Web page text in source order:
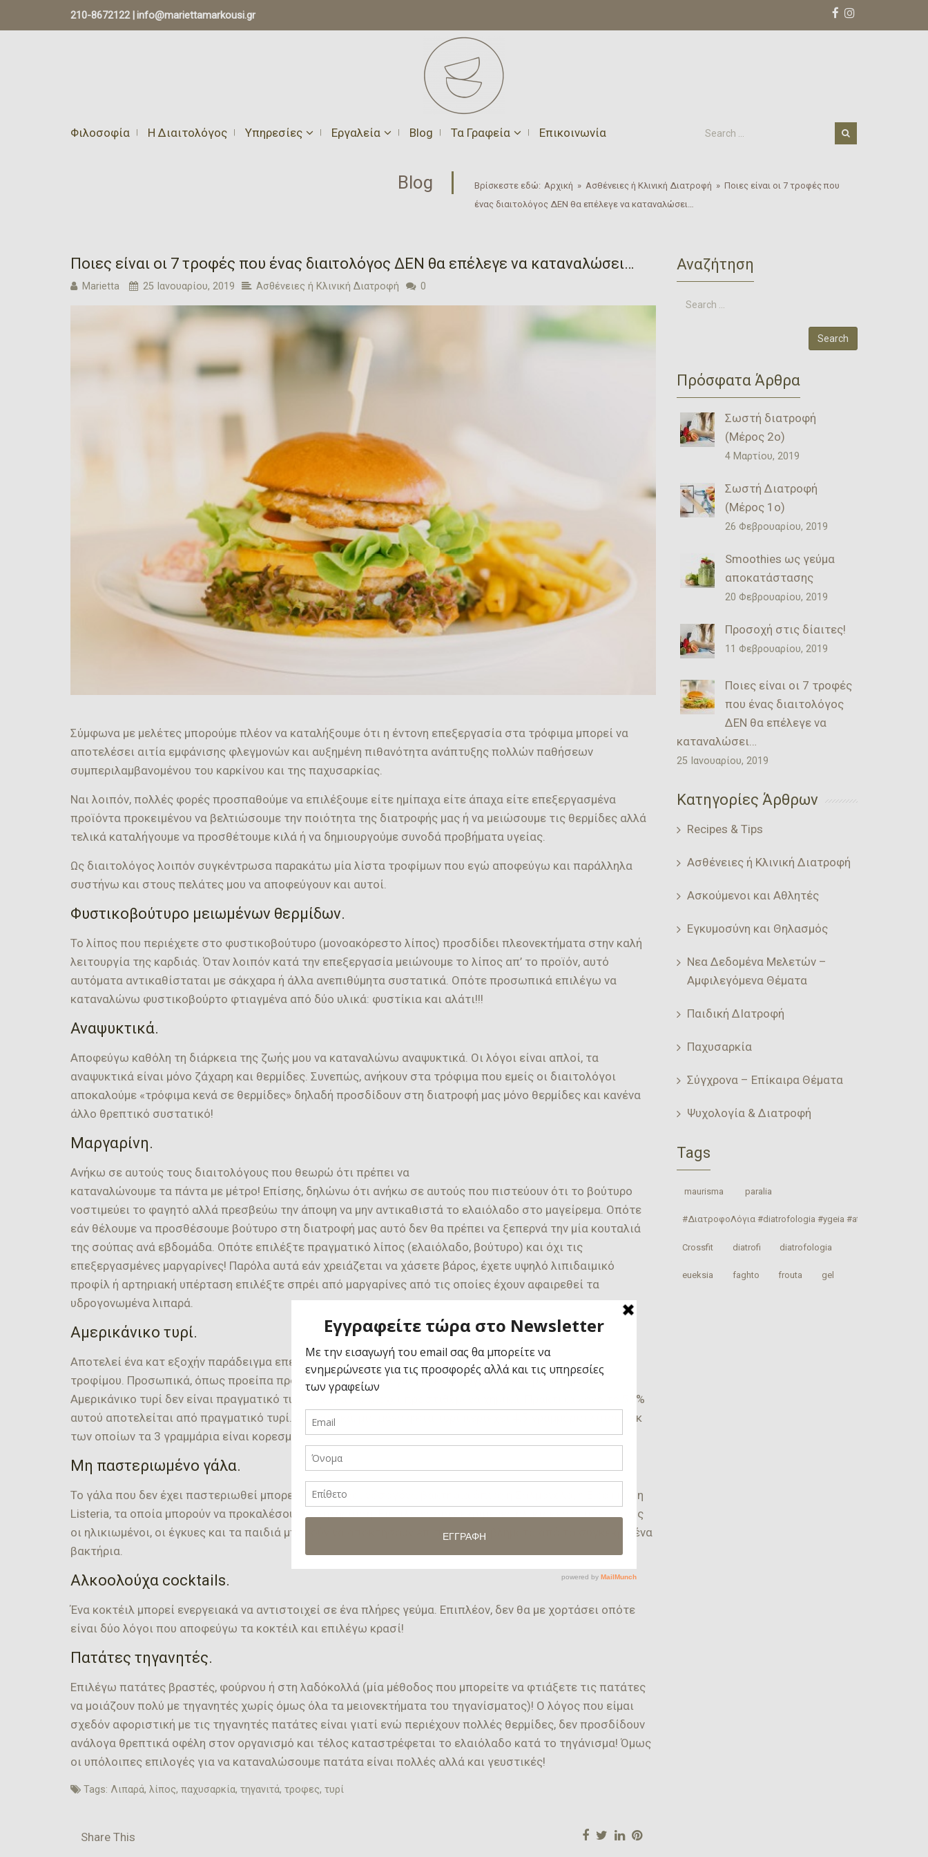
210-8672122 |info@mariettamarkousi.gr
Φιλοσοφία Η Διαιτολόγος Υπηρεσίες Εργαλεία Blog Τα Γραφεία Επικοινωνία
Blog Βρίσκεστε εδώ: Αρχική » Ασθένειες ή Κλινική Διατροφή » Ποιες είναι οι 7 τροφές που
ένας διαιτολόγος ΔΕΝ θα επέλεγε να καταναλώσει…
Ποιες είναι οι 7 τροφές που ένας διαιτολόγος ΔΕΝ θα επέλεγε να καταναλώσει…
Marietta 25 Ιανουαρίου, 2019 Ασθένειες ή Κλινική Διατροφή 0
Σύμφωνα με μελέτες μπορούμε πλέον να καταλήξουμε ότι η έντονη επεξεργασία στα τρόφιμα μπορεί να
αποτελέσει αιτία εμφάνισης φλεγμονών και αυξημένη πιθανότητα ανάπτυξης πολλών παθήσεων
συμπεριλαμβανομένου του καρκίνου και της παχυσαρκίας.
Ναι λοιπόν, πολλές φορές προσπαθούμε να επιλέξουμε είτε ημίπαχα είτε άπαχα είτε επεξεργασμένα
προϊόντα προκειμένου να βελτιώσουμε την ποιότητα της διατροφής μας ή να μειώσουμε τις θερμίδες αλλά
τελικά καταλήγουμε να προσθέτουμε κιλά ή να δημιουργούμε συνοδά προβήματα υγείας.
Ως διαιτολόγος λοιπόν συγκέντρωσα παρακάτω μία λίστα τροφίμων που εγώ αποφεύγω και παράλληλα
συστήνω και στους πελάτες μου να αποφεύγουν και αυτοί.
Φυστικοβούτυρο μειωμένων θερμίδων.
Το λίπος που περιέχετε στο φυστικοβούτυρο (μονοακόρεστο λίπος) προσδίδει πλεονεκτήματα στην καλή
λειτουργία της καρδιάς. Όταν λοιπόν κατά την επεξεργασία μειώνουμε το λίπος απ’ το προϊόν, αυτό
αυτόματα αντικαθίσταται με σάκχαρα ή άλλα ανεπιθύμητα συστατικά. Οπότε προσωπικά επιλέγω να
καταναλώνω φυστικοβούρτο φτιαγμένα από δύο υλικά: φυστίκια και αλάτι!!!
Αναψυκτικά.
Αποφεύγω καθόλη τη διάρκεια της ζωής μου να καταναλώνω αναψυκτικά. Οι λόγοι είναι απλοί, τα
αναψυκτικά είναι μόνο ζάχαρη και θερμίδες. Συνεπώς, ανήκουν στα τρόφιμα που εμείς οι διαιτολόγοι
αποκαλούμε «τρόφιμα κενά σε θερμίδες» δηλαδή προσδίδουν στη διατροφή μας μόνο θερμίδες και κανένα
άλλο θρεπτικό συστατικό!
Μαργαρίνη.
Ανήκω σε αυτούς τους διαιτολόγους που θεωρώ ότι πρέπει να
καταναλώνουμε τα πάντα με μέτρο! Επίσης, δηλώνω ότι ανήκω σε αυτούς που πιστεύουν ότι το βούτυρο
νοστιμεύει το φαγητό αλλά πρεσβεύω την άποψη να μην αντικαθιστά το ελαιόλαδο στο μαγείρεμα. Οπότε
εάν θέλουμε να προσθέσουμε βούτυρο στη διατροφή μας αυτό δεν θα πρέπει να ξεπερνά την μία κουταλιά
της σούπας ανά εβδομάδα. Οπότε επιλέξτε πραγματικό λίπος (ελαιόλαδο, βούτυρο) και όχι τις
επεξεργασμένες μαργαρίνες! Παρόλα αυτά εάν χρειάζεται να χάσετε βάρος, έχετε υψηλό λιπιδαιμικό
προφίλ ή αρτηριακή υπέρταση επιλέξτε σπρέι από μαργαρίνες από τις οποίες έχουν αφαιρεθεί τα
υδρογονωμένα λιπαρά.
Αμερικάνικο τυρί.
Αποτελεί ένα κατ εξοχήν παράδειγμα επεξεργασμένου
τροφίμου. Προσωπικά, όπως προείπα προσπαθώ να αποφεύγω τις επεξεργασμένες τροφές. Τον
Αμερικάνικο τυρί δεν είναι πραγματικό τυρί μιας και περιέχει προστιθέμενα χημικά. Πρακτικά μόνο το 51%
αυτού αποτελείται από πραγματικό τυρί. Αναφορικά, μία μόνο φέτα τυρί περιέχει 4,5 γραμμάρια λίπους εκ
των οποίων τα 3 γραμμάρια είναι κορεσμένο.
Μη παστεριωμένο γάλα.
Το γάλα που δεν έχει παστεριωθεί μπορεί να περιέχει νοσογόνα βακτήρια όπως η Σαλμονέλα, η Ε.coli και η
Listeria, τα οποία μπορούν να προκαλέσουν δηλητηρίαση. Επιπλέον, συγκεκριμένες ηλικιακές ομάδες όπως
οι ηλικιωμένοι, οι έγκυες και τα παιδιά μπορούν να αποκτήσουν επιπλέον προβλήματα από τα συγκεκριμένα
βακτήρια.
Αλκοολούχα cocktails.
Ένα κοκτέιλ μπορεί ενεργειακά να αντιστοιχεί σε ένα πλήρες γεύμα. Επιπλέον, δεν θα με χορτάσει οπότε
είναι δύο λόγοι που αποφεύγω τα κοκτέιλ και επιλέγω κρασί!
Πατάτες τηγανητές.
Επιλέγω πατάτες βραστές, φούρνου ή στη λαδόκολλά (μία μέθοδος που μπορείτε να φτιάξετε τις πατάτες
να μοιάζουν πολύ με τηγανητές χωρίς όμως όλα τα μειονεκτήματα του τηγανίσματος)! Ο λόγος που είμαι
σχεδόν αφοριστική με τις τηγανητές πατάτες είναι γιατί ενώ περιέχουν πολλές θερμίδες, δεν προσδίδουν
ανάλογα θρεπτικά οφέλη στον οργανισμό και τέλος καταστρέφεται το ελαιόλαδο κατά το τηγάνισμα! Όμως
οι υπόλοιπες επιλογές για να καταναλώσουμε πατάτα είναι πολλές αλλά και γευστικές!
Tags: Λιπαρά, λίπος, παχυσαρκία, τηγανιτά, τροφες, τυρί
Share This
Αναζήτηση
Πρόσφατα Άρθρα
Σωστή διατροφή
(Μέρος 2ο)
4 Μαρτίου, 2019
Σωστή Διατροφή
(Μέρος 1ο)
26 Φεβρουαρίου, 2019
Smoothies ως γεύμα
αποκατάστασης
20 Φεβρουαρίου, 2019
Προσοχή στις δίαιτες!
11 Φεβρουαρίου, 2019
Ποιες είναι οι 7 τροφές
που ένας διαιτολόγος
ΔΕΝ θα επέλεγε να
καταναλώσει…
25 Ιανουαρίου, 2019
Κατηγορίες Άρθρων
Recipes & Tips
Ασθένειες ή Κλινική Διατροφή
Ασκούμενοι και Αθλητές
Εγκυμοσύνη και Θηλασμός
Νεα Δεδομένα Μελετών –
Αμφιλεγόμενα Θέματα
Παιδική ΔΙατροφή
Παχυσαρκία
Σύγχρονα – Επίκαιρα Θέματα
Ψυχολογία & Διατροφή
Tags
‎ maurisma‬ ‎ paralia‬
#ΔιατροφοΛόγια #diatrofologia #ygeia #athlitismos
Crossfit ‎diatrofi‬ ‎diatrofologia‬
‎eueksia‬ faghto ‎frouta gel